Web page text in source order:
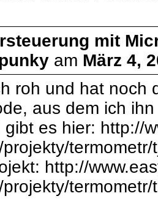
mit
am März 4,
roh und hat noch
aus dem ich
gibt es hier: http://
termometr/
http://
termometr/